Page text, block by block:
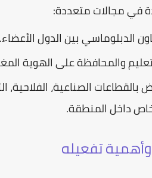
في مجالات متعددة:
الدبلوماسي بين الدول الأعضاء.
والمحافظة على الهوية
بالقطاعات الصناعية، الفلاحية،
داخل المنطقة.